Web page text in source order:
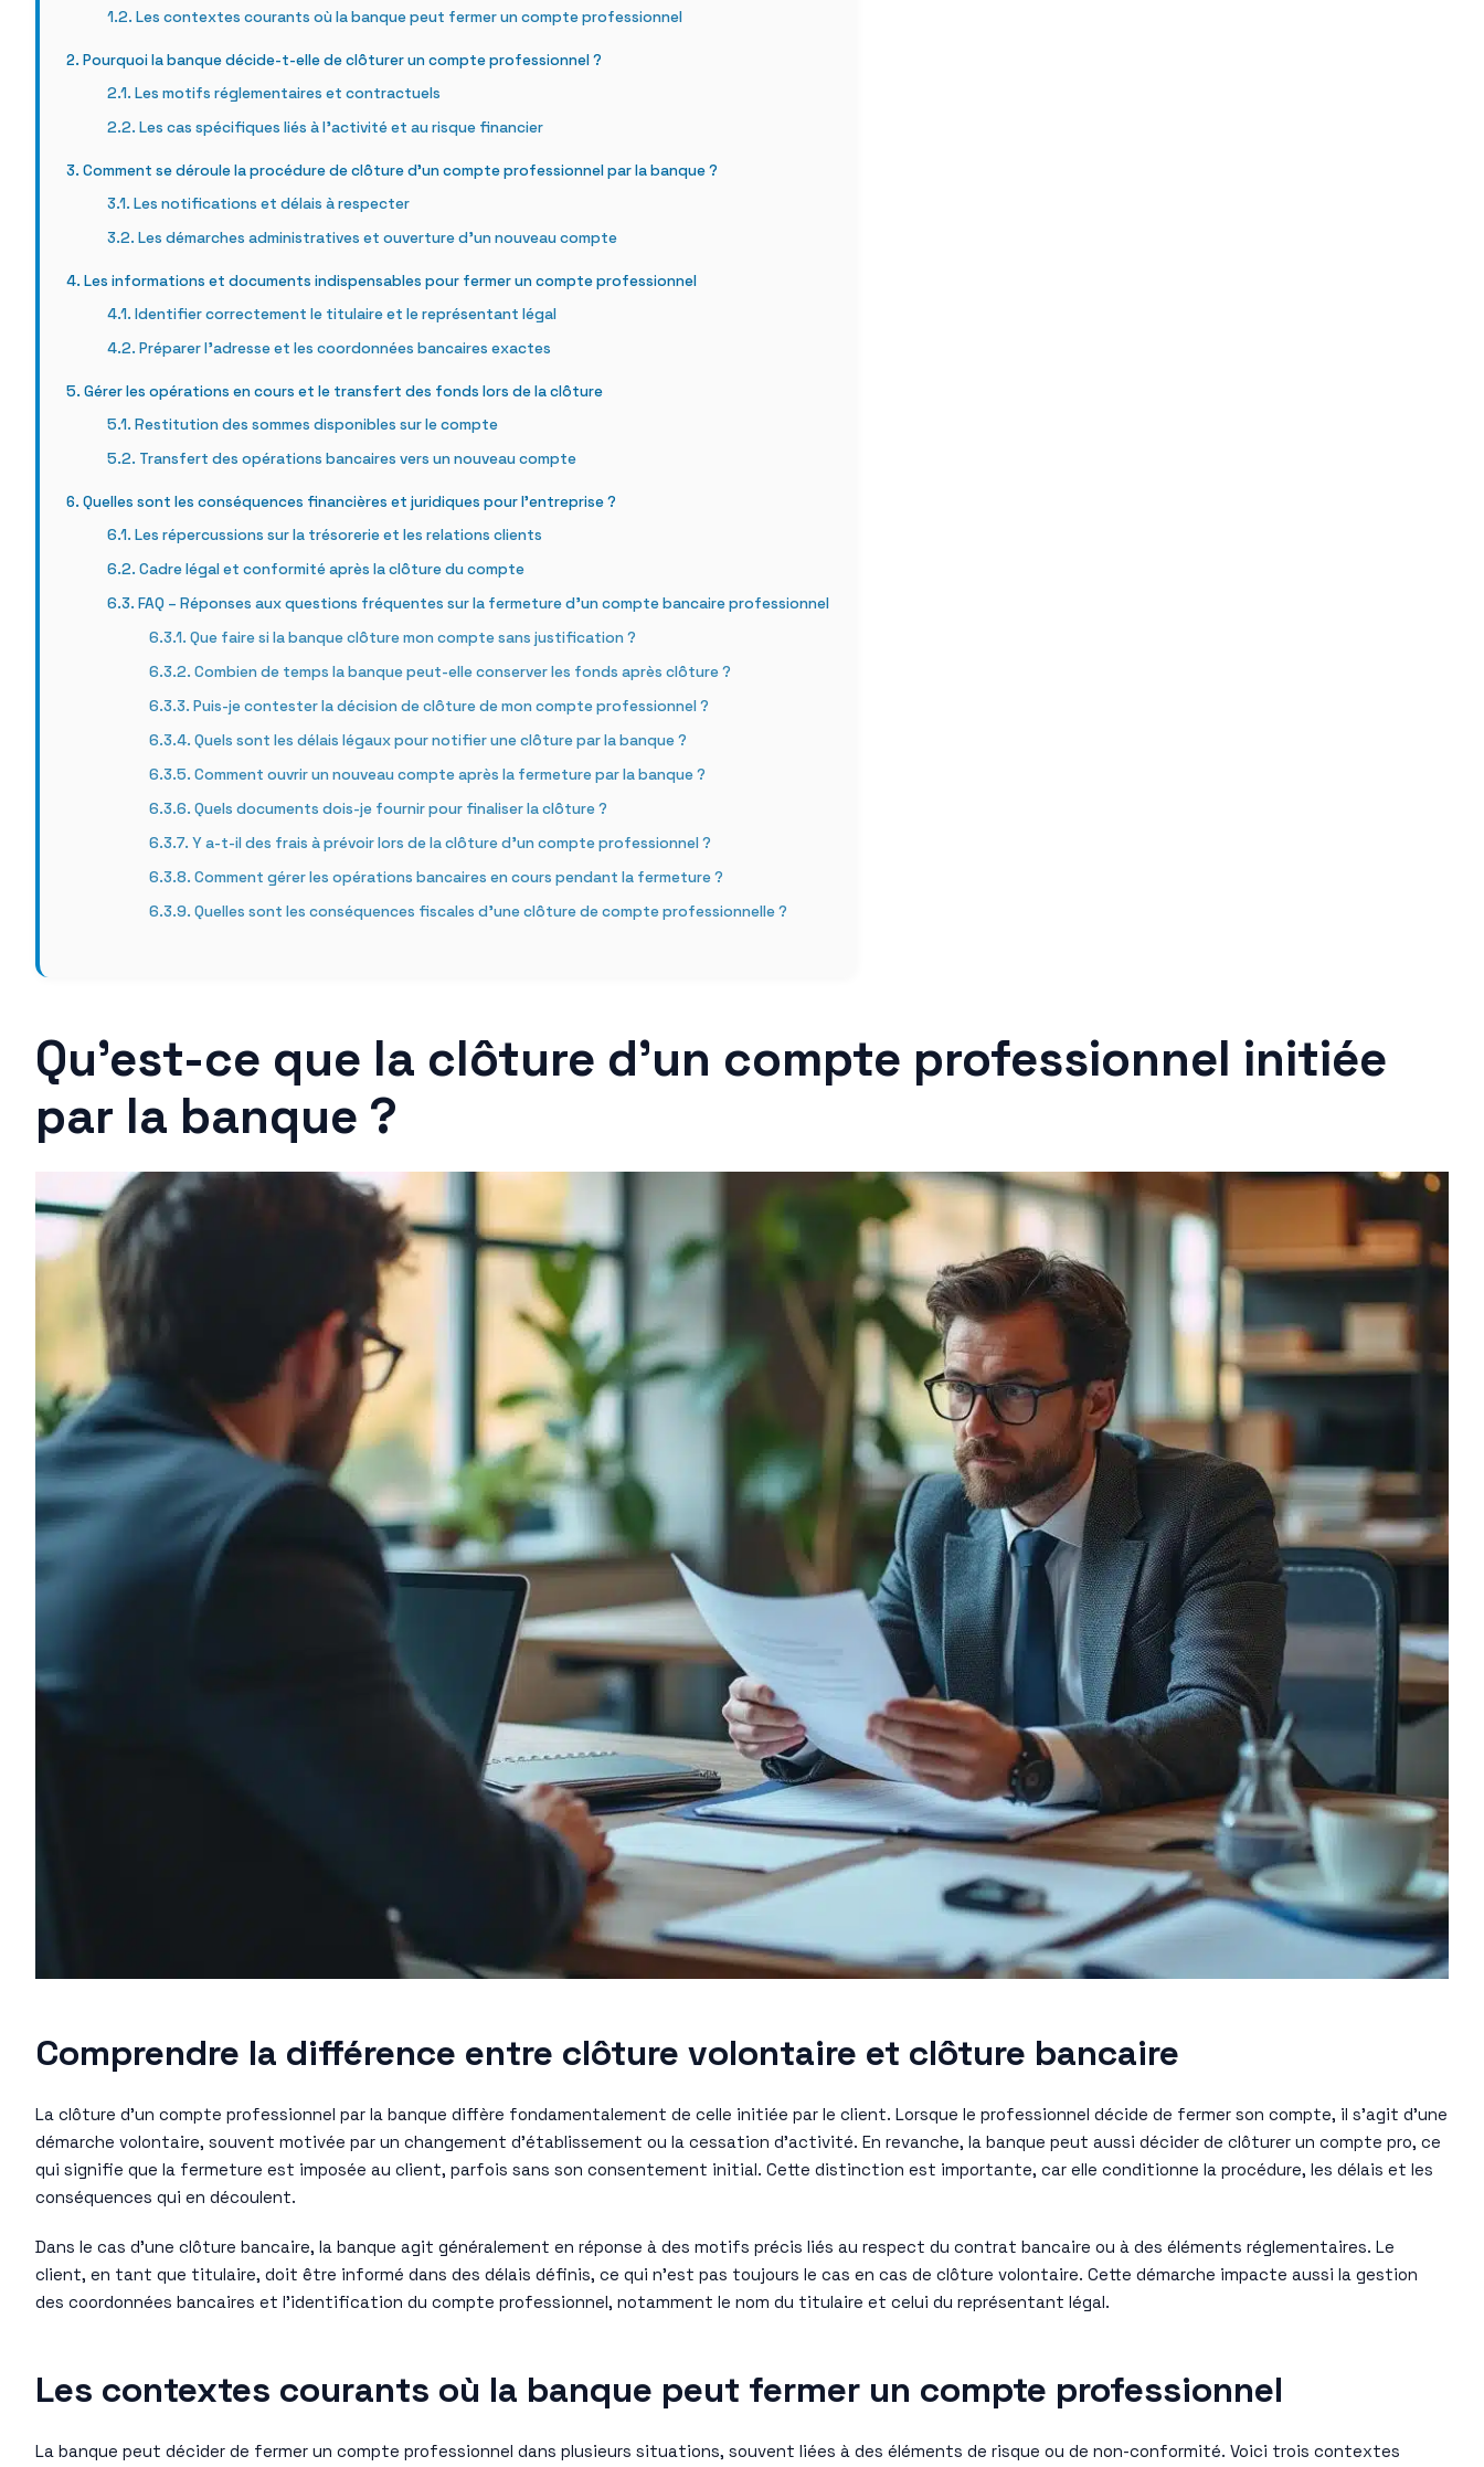
Les contextes courants où la banque peut fermer un compte professionnel
Pourquoi la banque décide-t-elle de clôturer un compte professionnel ?
Les motifs réglementaires et contractuels
Les cas spécifiques liés à l’activité et au risque financier
Comment se déroule la procédure de clôture d’un compte professionnel par la banque ?
Les notifications et délais à respecter
Les démarches administratives et ouverture d’un nouveau compte
Les informations et documents indispensables pour fermer un compte professionnel
Identifier correctement le titulaire et le représentant légal
Préparer l’adresse et les coordonnées bancaires exactes
Gérer les opérations en cours et le transfert des fonds lors de la clôture
Restitution des sommes disponibles sur le compte
Transfert des opérations bancaires vers un nouveau compte
Quelles sont les conséquences financières et juridiques pour l’entreprise ?
Les répercussions sur la trésorerie et les relations clients
Cadre légal et conformité après la clôture du compte
FAQ – Réponses aux questions fréquentes sur la fermeture d’un compte bancaire professionnel
Que faire si la banque clôture mon compte sans justification ?
Combien de temps la banque peut-elle conserver les fonds après clôture ?
Puis-je contester la décision de clôture de mon compte professionnel ?
Quels sont les délais légaux pour notifier une clôture par la banque ?
Comment ouvrir un nouveau compte après la fermeture par la banque ?
Quels documents dois-je fournir pour finaliser la clôture ?
Y a-t-il des frais à prévoir lors de la clôture d’un compte professionnel ?
Comment gérer les opérations bancaires en cours pendant la fermeture ?
Quelles sont les conséquences fiscales d’une clôture de compte professionnelle ?
Qu’est-ce que la clôture d’un compte professionnel initiée
par la banque ?
Comprendre la différence entre clôture volontaire et clôture bancaire
La clôture d’un compte professionnel par la banque diffère fondamentalement de celle initiée par le client. Lorsque le professionnel décide de fermer son compte, il s’agit d’une
démarche volontaire, souvent motivée par un changement d’établissement ou la cessation d’activité. En revanche, la banque peut aussi décider de clôturer un compte pro, ce
qui signifie que la fermeture est imposée au client, parfois sans son consentement initial. Cette distinction est importante, car elle conditionne la procédure, les délais et les
conséquences qui en découlent.
Dans le cas d’une clôture bancaire, la banque agit généralement en réponse à des motifs précis liés au respect du contrat bancaire ou à des éléments réglementaires. Le
client, en tant que titulaire, doit être informé dans des délais définis, ce qui n’est pas toujours le cas en cas de clôture volontaire. Cette démarche impacte aussi la gestion
des coordonnées bancaires et l’identification du compte professionnel, notamment le nom du titulaire et celui du représentant légal.
Les contextes courants où la banque peut fermer un compte professionnel
La banque peut décider de fermer un compte professionnel dans plusieurs situations, souvent liées à des éléments de risque ou de non-conformité. Voici trois contextes